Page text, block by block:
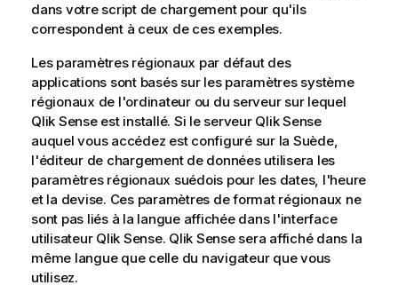
dans votre script de chargement pour qu'ils
correspondent à ceux de ces exemples.
Les paramètres régionaux par défaut des
applications sont basés sur les paramètres système
régionaux de l'ordinateur ou du serveur sur lequel
Qlik Senseest installé. Si le serveur Qlik Sense
auquel vous accédez est configuré sur la Suède,
l'éditeur de chargement de données utilisera les
paramètres régionaux suédois pour les dates, l'heure
et la devise. Ces paramètres de format régionaux ne
sont pas liés à la langue affichée dans l'interface
utilisateur Qlik Sense. Qlik Sensesera affiché dans la
même langue que celle du navigateur que vous
utilisez.